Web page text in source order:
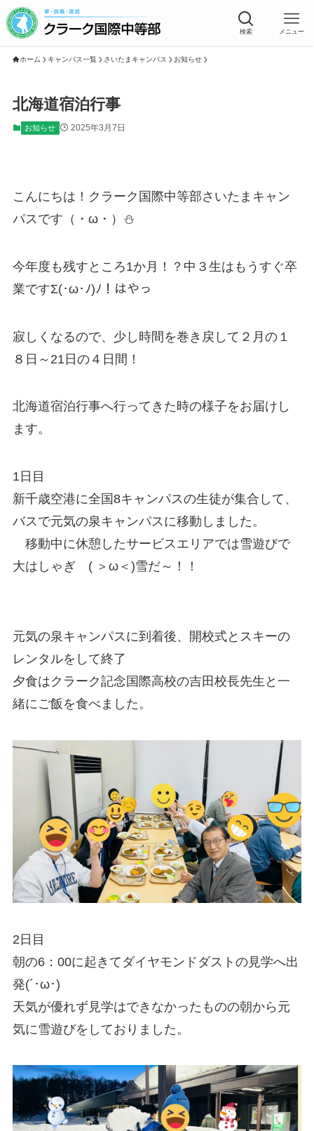
検索 メニュー
ホーム キャンパス一覧 さいたまキャンパス お知らせ
北海道宿泊行事
お知らせ 2025年3月7日
こんにちは！クラーク国際中等部さいたまキャン
パスです（・ω・）⛄
今年度も残すところ1か月！？中３生はもうすぐ卒
業ですΣ(･ω･ﾉ)ﾉ！はやっ
寂しくなるので、少し時間を巻き戻して２月の１
８日～21日の４日間！
北海道宿泊行事へ行ってきた時の様子をお届けし
ます。
1日目
新千歳空港に全国8キャンパスの生徒が集合して、
バスで元気の泉キャンパスに移動しました。
移動中に休憩したサービスエリアでは雪遊びで
大はしゃぎ ( ＞ω＜)雪だ～！！
元気の泉キャンパスに到着後、開校式とスキーの
レンタルをして終了
夕食はクラーク記念国際高校の吉田校長先生と一
緒にご飯を食べました。
2日目
朝の6：00に起きてダイヤモンドダストの見学へ出
発(´･ω･)
天気が優れず見学はできなかったものの朝から元
気に雪遊びをしておりました。